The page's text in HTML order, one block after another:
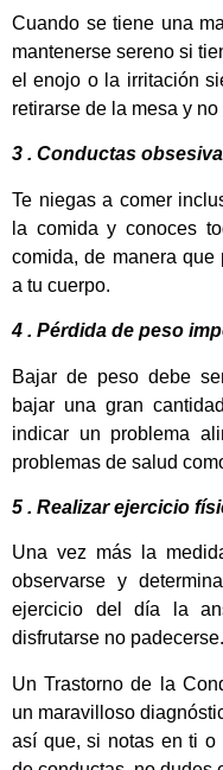
Cuando se tiene una
mantenerse sereno si
el enojo o la irritación
retirarse de la mesa y no
3 . Conductas
Te niegas a comer
la comida y conoces
comida, de manera que
a tu cuerpo.
4 . Pérdida de peso
Bajar de peso debe
bajar una gran
indicar un problema
problemas de salud
5 . Realizar ejercicio
Una vez más la
observarse y
ejercicio del día la
disfrutarse no padecerse.
Un Trastorno de la
un maravilloso
así que, si notas en ti o